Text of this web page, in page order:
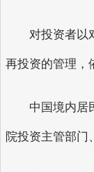
对投资者以对
再投资的管理，
中国境内居民
院投资主管部门